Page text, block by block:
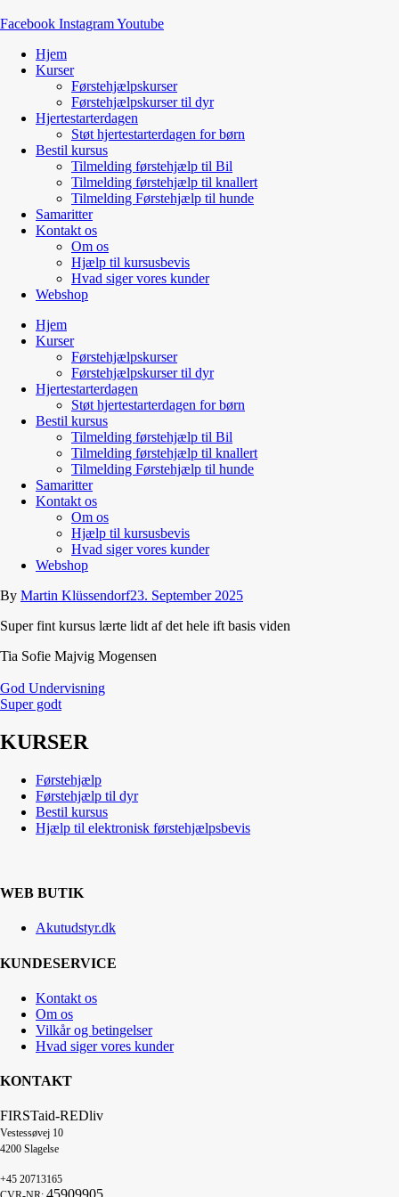
Facebook InstagramYoutube
Hjem
Kurser
Førstehjælpskurser
Førstehjælpskurser til dyr
Hjertestarterdagen
Støt hjertestarterdagen for børn
Bestil kursus
Tilmelding førstehjælp til Bil
Tilmelding førstehjælp til knallert
Tilmelding Førstehjælp til hunde
Samaritter
Kontakt os
Om os
Hjælp til kursusbevis
Hvad siger vores kunder
Webshop
Hjem
Kurser
Førstehjælpskurser
Førstehjælpskurser til dyr
Hjertestarterdagen
Støt hjertestarterdagen for børn
Bestil kursus
Tilmelding førstehjælp til Bil
Tilmelding førstehjælp til knallert
Tilmelding Førstehjælp til hunde
Samaritter
Kontakt os
Om os
Hjælp til kursusbevis
Hvad siger vores kunder
Webshop
By Martin Klüssendorf23. September 2025
Super fint kursus lærte lidt af det hele ift basis viden
Tia Sofie Majvig Mogensen
God Undervisning
Super godt
KURSER
Førstehjælp
Førstehjælp til dyr
Bestil kursus
Hjælp til elektronisk førstehjælpsbevis
WEB BUTIK
Akutudstyr.dk
KUNDESERVICE
Kontakt os
Om os
Vilkår og betingelser
Hvad siger vores kunder
KONTAKT
FIRSTaid-REDliv
Vestessøvej 10
4200 Slagelse
+45 20713165